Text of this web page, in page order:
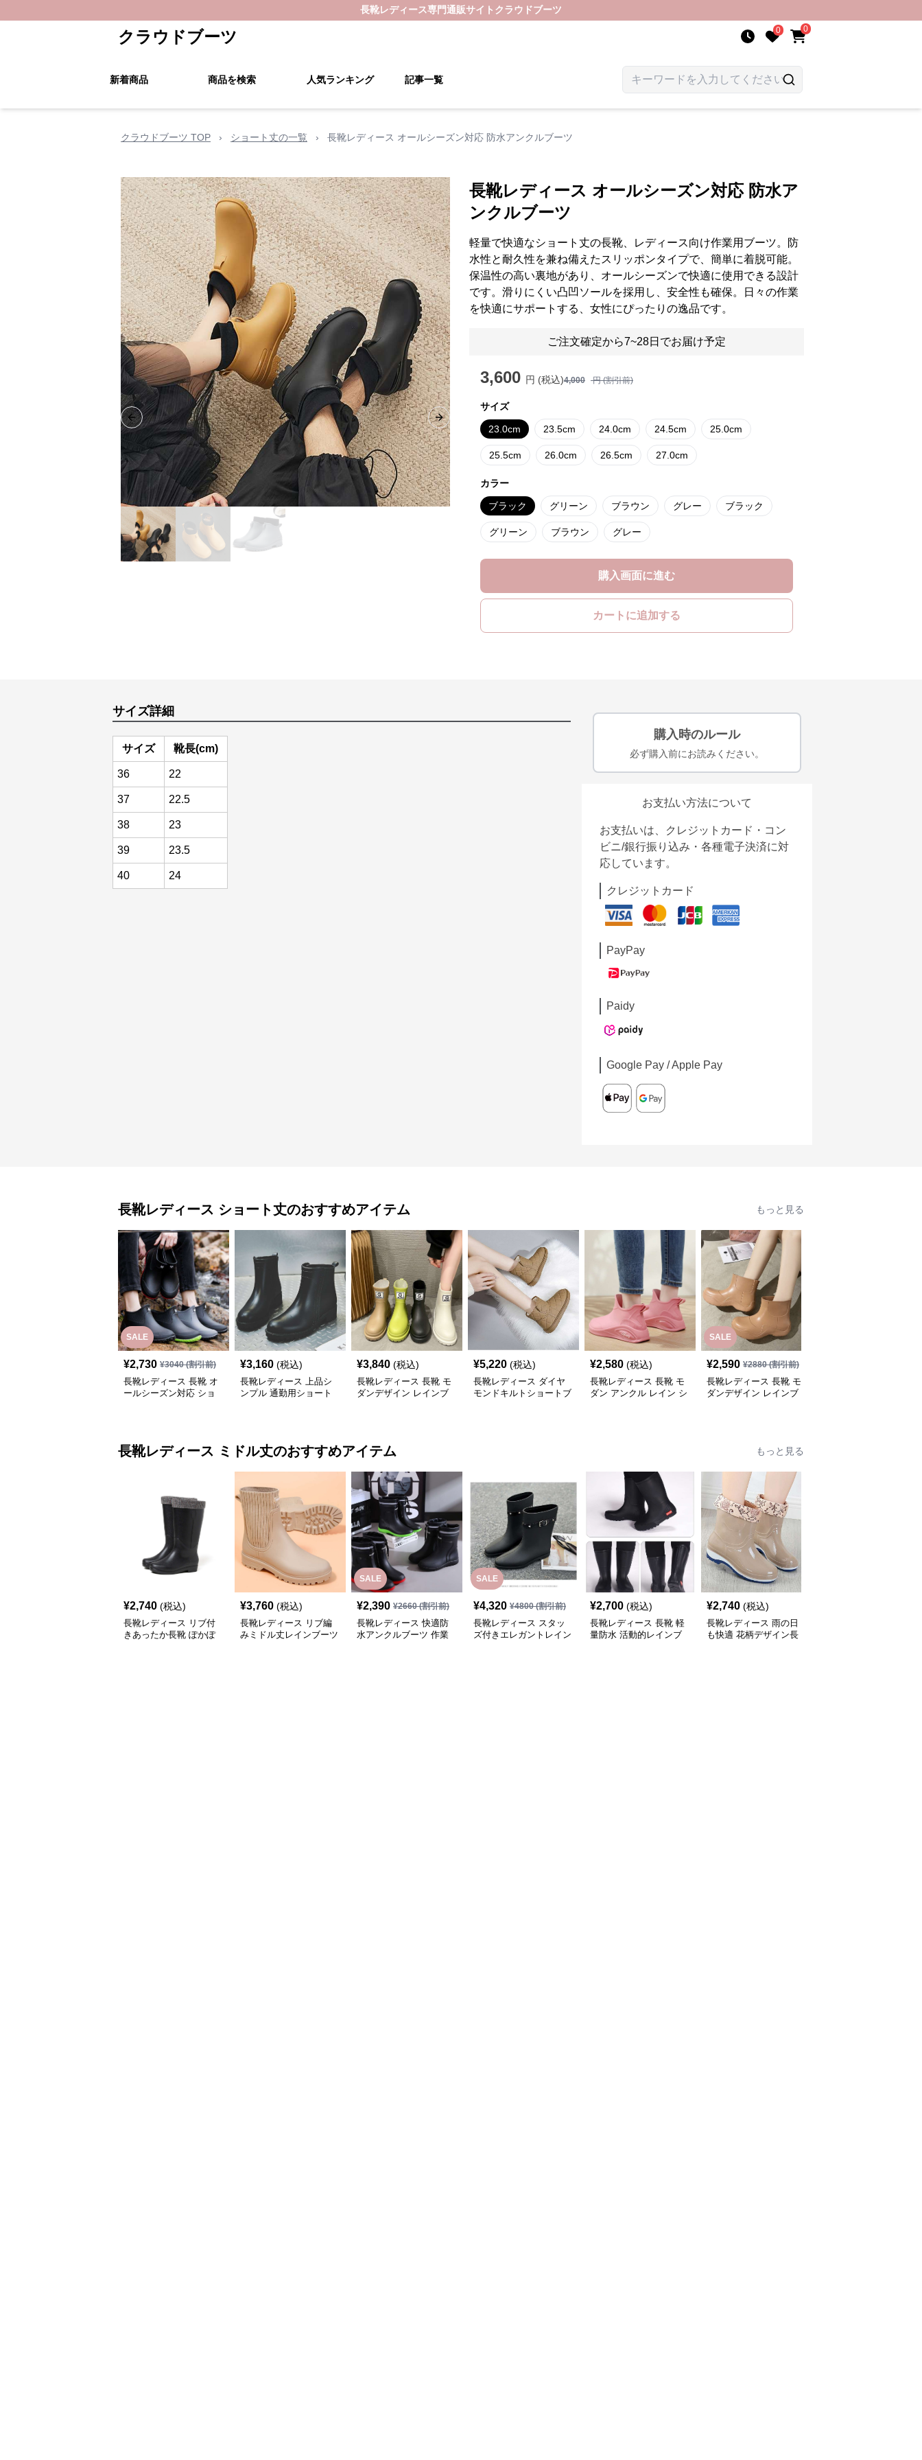
長靴レディース専門通販サイト クラウドブーツ
クラウドブーツ 0 0
新着商品 商品を検索 人気ランキング 記事一覧
クラウドブーツ TOP › ショート丈の一覧 › 長靴レディース オールシーズン対応 防水アンクルブーツ
Previous slide Next slide
長靴レディース オールシーズン対応 防水ア
ンクルブーツ
軽量で快適なショート丈の長靴、レディース向け作業用ブーツ。防
水性と耐久性を兼ね備えたスリッポンタイプで、簡単に着脱可能。
保温性の高い裏地があり、オールシーズンで快適に使用できる設計
です。滑りにくい凸凹ソールを採用し、安全性も確保。日々の作業
を快適にサポートする、女性にぴったりの逸品です。
ご注文確定から7~28日でお届け予定
3,600 円 (税込)4,000 円 (割引前)
サイズ
23.0cm 23.5cm 24.0cm 24.5cm 25.0cm
25.5cm 26.0cm 26.5cm 27.0cm
カラー
ブラック グリーン ブラウン グレー ブラック
グリーン ブラウン グレー
購入画面に進む
カートに追加する
サイズ詳細
サイズ 靴長(cm)
36 22
37 22.5
38 23
39 23.5
40 24
購入時のルール
必ず購入前にお読みください。
お支払い方法について
お支払いは、クレジットカード・コン
ビニ/銀行振り込み・各種電子決済に対
応しています。
クレジットカード
PayPay
Paidy
Google Pay / Apple Pay
長靴レディース ショート丈のおすすめアイテム もっと見る
SALE
¥2,730 ¥3040(割引前)
長靴レディース 長靴 オ
ールシーズン対応 ショ
¥3,160 (税込)
長靴レディース 上品シ
ンプル 通勤用ショート
¥3,840 (税込)
長靴レディース 長靴 モ
ダンデザイン レインブ
¥5,220 (税込)
長靴レディース ダイヤ
モンドキルトショートブ
¥2,580 (税込)
長靴レディース 長靴 モ
ダン アンクル レイン シ
SALE
¥2,590 ¥2880(割引前)
長靴レディース 長靴 モ
ダンデザイン レインブ
長靴レディース ミドル丈のおすすめアイテム もっと見る
¥2,740 (税込)
長靴レディース リブ付
きあったか長靴 ぽかぽ
¥3,760 (税込)
長靴レディース リブ編
みミドル丈レインブーツ
SALE
¥2,390 ¥2660(割引前)
長靴レディース 快適防
水アンクルブーツ 作業
SALE
¥4,320 ¥4800(割引前)
長靴レディース スタッ
ズ付きエレガントレイン
¥2,700 (税込)
長靴レディース 長靴 軽
量防水 活動的レインブ
¥2,740 (税込)
長靴レディース 雨の日
も快適 花柄デザイン長